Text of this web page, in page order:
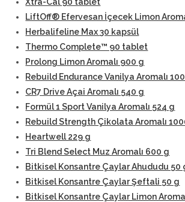
Xtra-Cal 90 tablet
LiftOff® Efervesan İçecek Limon
Herbalifeline Max 30 kapsül
Thermo Complete™ 90 tablet
Prolong Limon Aromalı 900 g
Rebuild Endurance Vanilya Aromalı
CR7 Drive Açai Aromalı 540 g
Formül 1 Sport Vanilya Aromalı 524 g
Rebuild Strength Çikolata Aromalı
Heartwell 229 g
Tri Blend Select Muz Aromalı 600 g
Bitkisel Konsantre Çaylar Ahududu 50
Bitkisel Konsantre Çaylar Şeftali 50 g
Bitkisel Konsantre Çaylar Limon